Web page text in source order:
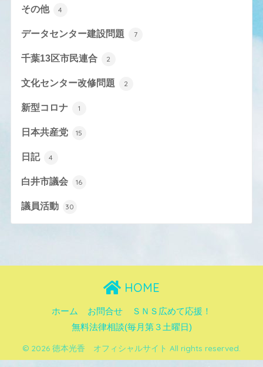
その他 4
データセンター建設問題 7
千葉13区市民連合 2
文化センター改修問題 2
新型コロナ 1
日本共産党 15
日記 4
白井市議会 16
議員活動 30
HOME
ホーム お問合せ
ＳＮＳ広めて応援！
無料法律相談(毎月第３土曜日)
© 2026 徳本光香 オフィシャルサイト All rights reserved.